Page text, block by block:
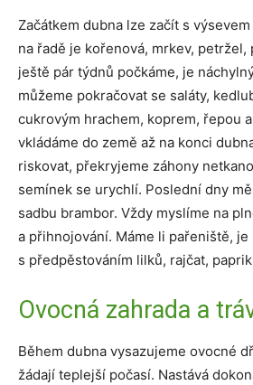
Začátkem dubna lze začít s
na řadě je kořenová, mrkev, petržel,
ještě pár týdnů počkáme, je
můžeme pokračovat se saláty,
cukrovým hrachem, koprem, řepou
vkládáme do země až na konci
riskovat, překryjeme záhony
semínek se urychlí. Poslední dny
sadbu brambor. Vždy myslíme na
a přihnojování. Máme li pařeniště, je
s předpěstováním lilků, rajčat,
Ovocná zahrada a
Během dubna vysazujeme ovocné
žádají teplejší počasí. Nastává